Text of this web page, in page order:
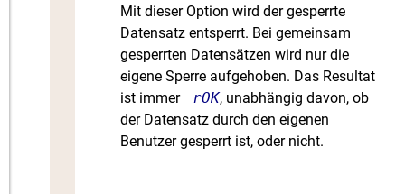
Mit dieser Option wird der gesperrte
Datensatz entsperrt. Bei gemeinsam
gesperrten Datensätzen wird nur die
eigene Sperre aufgehoben. Das Resultat
ist immer
_rOK, unabhängig davon, ob
der Datensatz durch den eigenen
Benutzer gesperrt ist, oder nicht.